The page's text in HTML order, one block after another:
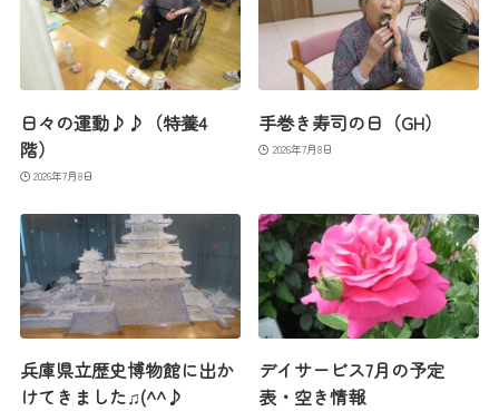
日々の運動♪♪（特養4
階）
2026年7月8日
手巻き寿司の日（GH）
2026年7月8日
兵庫県立歴史博物館に出か
けてきました♫(^^♪
デイサービス7月の予定
表・空き情報